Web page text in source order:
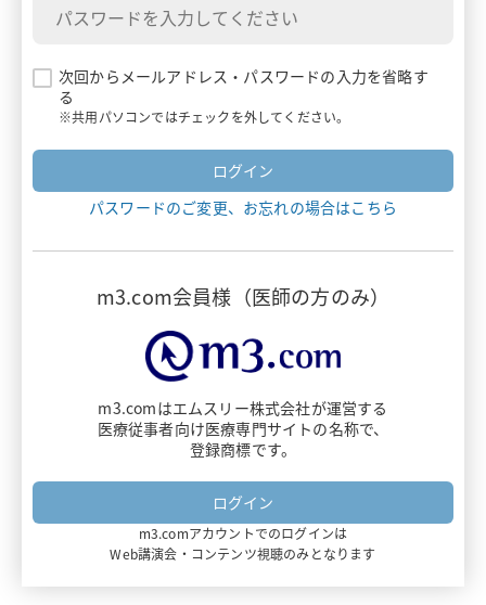
ギャバロン
エンハーツ
ダトロウェイ
ビオプテン
ダイチロナ
次回からメールアドレス・パスワードの入力を省略す
る
※共用パソコンではチェックを外してください。
パスワードのご変更、お忘れの場合はこちら
m3.com会員様（医師の方のみ）
m3.comはエムスリー株式会社が運営する
医療従事者向け医療専門サイトの名称で、
登録商標です。
m3.comアカウントでのログインは
Web講演会・コンテンツ視聴のみとなります